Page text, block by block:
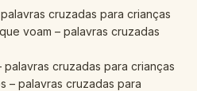
cruzadas para crianças
voam – palavras cruzadas
cruzadas para crianças
– palavras cruzadas para